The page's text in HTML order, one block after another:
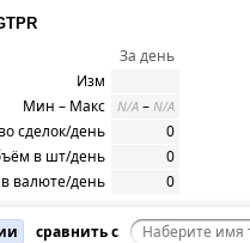
За день
Изм
Мин – Макс
N/A – N/A
сделок/день
0
в шт/день
0
валюте/день
0
сравнить с